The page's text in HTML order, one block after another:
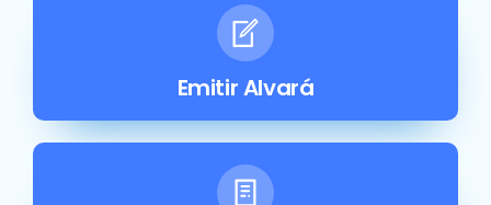
Emitir Alvará